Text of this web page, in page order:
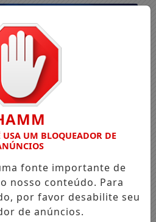
USA UM BLOQUEADOR DE
fonte importante de
nosso conteúdo. Para
por favor desabilite seu
de anúncios.